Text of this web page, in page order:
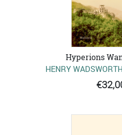
Hyperions
HENRY